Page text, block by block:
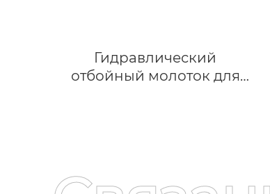
Гидравлический
отбойный молоток для